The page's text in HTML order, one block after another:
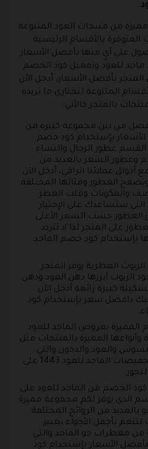
من منتجات العود المتنوعة
بالأقسام الرئيسية
علي أيٍ منها بأفضل الأسعار
للعود وتفعيل كود الخصم
بأفضل الأسعار، أدخل الأن
المتنوعة لتختاري ما تريده
بالمتجر كالأتي:
من بين مجموعة كبيرة من
بإستخدام كود خصم
القسم عطور الرجال والنساء
وعطور الشعر بالعديد من
أذواق عملائنا الراقي، أدخل الآن
العطور وفئاتها المختلفة
والمكونات وقلب العطر
ستساعدك علي الإختيار
العطور حسب السعر الأعلى
على المتجر لذا لا تتردد
بإستخدام كود خصم الماجد
العطرية يوفر المتجر
الزيوت أبرزها دهن العود ودهن
كبيرة رائعة أدخل الآن
بافضل سعر بإستخدام كود
المميزة بعروض الماجد للعود
وأنواعها المميزة بالمنتجات مثل
والعود والدخون والتي
يمكنك الإستفادة من تخفيضات الماجد للعود 1443 على
كود الخصم من الماجد للعود على
الذي يوفر لكم مجموعة مميزة
من الروائح المختلفة
بأجمل الأجواء بعبير
من معطرات جو الماجد والتي
الأسعار بإستخدام كود